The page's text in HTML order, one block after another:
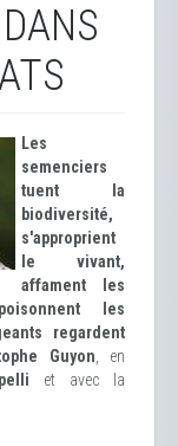
Les
semenciers
tuent la
biodiversité,
s'approprient
le vivant,
affament les
les
regardent
Guyon , en
et avec la